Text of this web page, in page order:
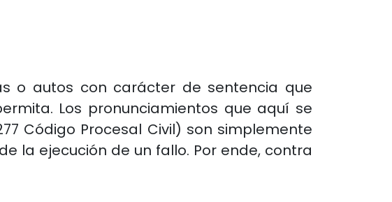
o autos con carácter de sentencia que
Los pronunciamientos que aquí se
Código Procesal Civil) son simplemente
la ejecución de un fallo. Por ende, contra